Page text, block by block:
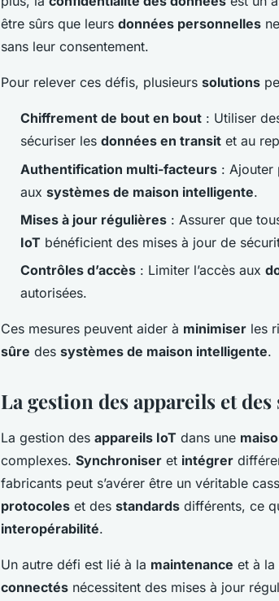
être sûrs que leurs données personnelles
sans leur consentement.
Pour relever ces défis, plusieurs solutions
Chiffrement de bout en bout : Utiliser
sécuriser les données en transit et au
Authentification multi-facteurs : Ajouter
aux systèmes de maison intelligente.
Mises à jour régulières : Assurer que
IoT bénéficient des mises à jour de
Contrôles d’accès : Limiter l’accès aux
autorisées.
Ces mesures peuvent aider à minimiser les
sûre des systèmes de maison intelligente.
La gestion des appareils et des
La gestion des appareils IoT dans une
complexes. Synchroniser et intégrer
fabricants peut s’avérer être un véritable
protocoles et des standards différents, ce
interopérabilité.
Un autre défi est lié à la maintenance et à la
connectés nécessitent des mises à jour